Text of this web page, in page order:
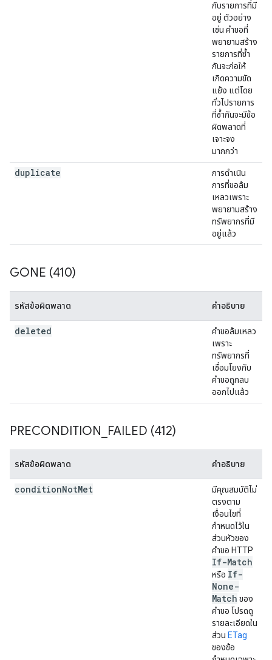
กับรายการที่มี
อยู่ ตัวอย่าง
เช่น คำขอที่
พยายามสร้าง
รายการที่ซ้ำ
กันจะก่อให้
เกิดความขัด
แย้ง แต่โดย
ทั่วไปรายการ
ที่ซ้ำกันจะมีข้อ
ผิดพลาดที่
เจาะจง
มากกว่า
duplicate
การดำเนิน
การที่ขอล้ม
เหลวเพราะ
พยายามสร้าง
ทรัพยากรที่มี
อยู่แล้ว
GONE (410)
รหัสข้อผิดพลาด คำอธิบาย
deleted
คำขอล้มเหลว
เพราะ
ทรัพยากรที่
เชื่อมโยงกับ
คำขอถูกลบ
ออกไปแล้ว
PRECONDITION FAILED (412)
รหัสข้อผิดพลาด คำอธิบาย
conditionNotMet
มีคุณสมบัติไม่
ตรงตาม
เงื่อนไขที่
กำหนดไว้ใน
ส่วนหัวของ
คำขอ HTTP
If-Match
หรือ If-
None-
Match ของ
คำขอ โปรดดู
รายละเอียดใน
ส่วน ETag
ของข้อ